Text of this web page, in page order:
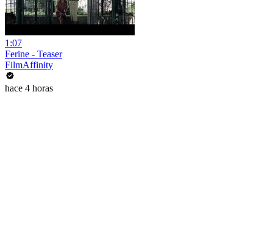
1:07
Ferine - Teaser
FilmAffinity
hace 4 horas